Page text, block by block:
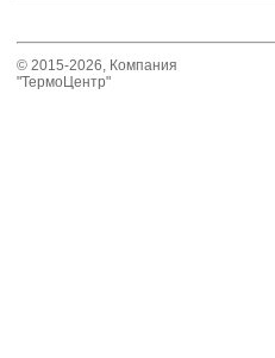
© 2015-2026, Компания
"ТермоЦентр"